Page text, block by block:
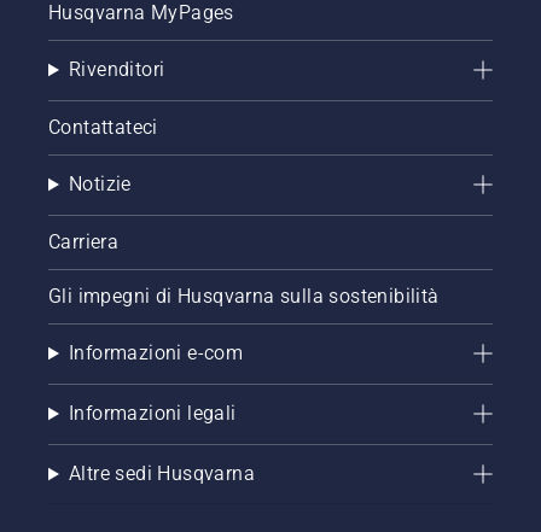
Husqvarna MyPages
Rivenditori
Contattateci
Notizie
Carriera
Gli impegni di Husqvarna sulla sostenibilità
Informazioni e-com
Informazioni legali
Altre sedi Husqvarna